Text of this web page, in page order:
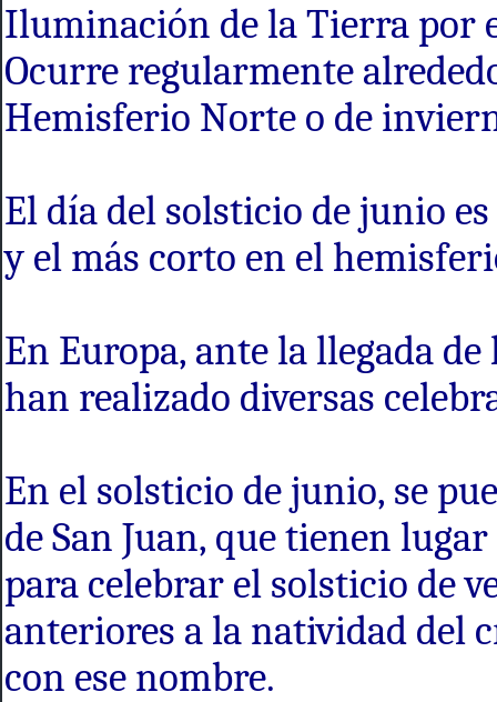
Iluminación de la Tierra por
Ocurre regularmente
Hemisferio Norte o de
El día del solsticio de junio
y el más corto en el
En Europa, ante la llegada
han realizado diversas
En el solsticio de junio, se
de San Juan, que tienen
para celebrar el solsticio de
anteriores a la natividad del
con ese nombre.